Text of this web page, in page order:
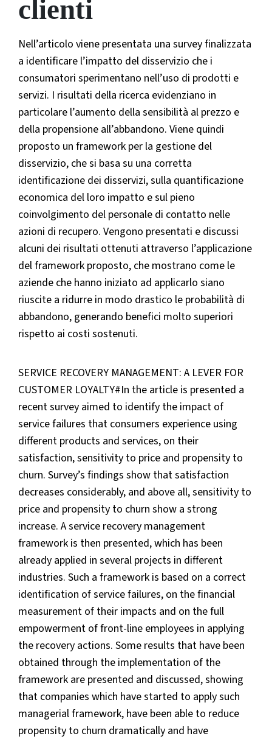
clienti
Nell’articolo viene presentata una survey finalizzata
a identificare l’impatto del disservizio che i
consumatori sperimentano nell’uso di prodotti e
servizi. I risultati della ricerca evidenziano in
particolare l’aumento della sensibilità al prezzo e
della propensione all’abbandono. Viene quindi
proposto un framework per la gestione del
disservizio, che si basa su una corretta
identificazione dei disservizi, sulla quantificazione
economica del loro impatto e sul pieno
coinvolgimento del personale di contatto nelle
azioni di recupero. Vengono presentati e discussi
alcuni dei risultati ottenuti attraverso l’applicazione
del framework proposto, che mostrano come le
aziende che hanno iniziato ad applicarlo siano
riuscite a ridurre in modo drastico le probabilità di
abbandono, generando benefici molto superiori
rispetto ai costi sostenuti.
SERVICE RECOVERY MANAGEMENT: A LEVER FOR
CUSTOMER LOYALTY#In the article is presented a
recent survey aimed to identify the impact of
service failures that consumers experience using
different products and services, on their
satisfaction, sensitivity to price and propensity to
churn. Survey’s findings show that satisfaction
decreases considerably, and above all, sensitivity to
price and propensity to churn show a strong
increase. A service recovery management
framework is then presented, which has been
already applied in several projects in different
industries. Such a framework is based on a correct
identification of service failures, on the financial
measurement of their impacts and on the full
empowerment of front-line employees in applying
the recovery actions. Some results that have been
obtained through the implementation of the
framework are presented and discussed, showing
that companies which have started to apply such
managerial framework, have been able to reduce
propensity to churn dramatically and have